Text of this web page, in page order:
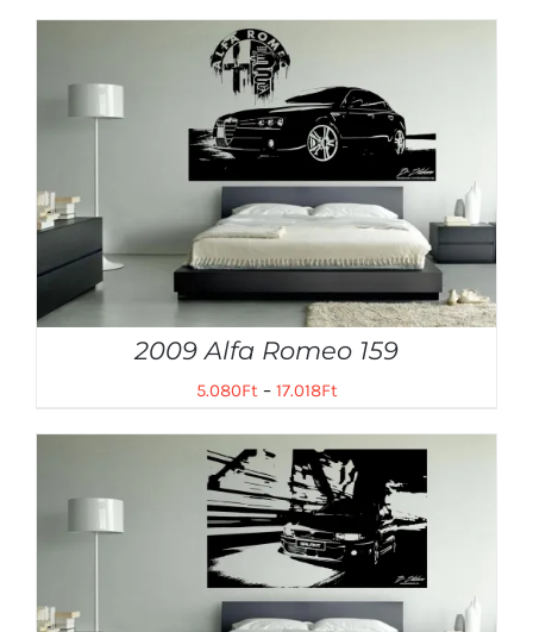
2009 Alfa Romeo 159
5.080Ft– 17.018Ft